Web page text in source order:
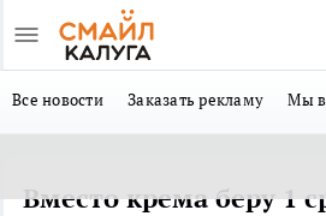
Все новости Заказать рекламу Мы в
Вместо крема беру 1